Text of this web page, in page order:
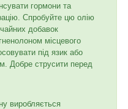
гормони та
Спробуйте цю олію
добавок
місцевого
під язик або
Добре струсити перед
виробляється